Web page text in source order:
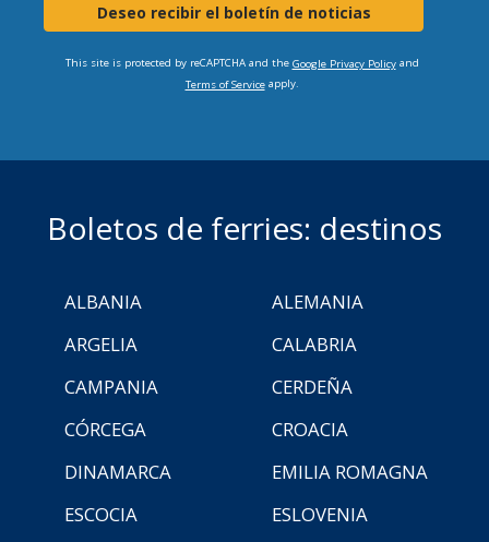
Deseo recibir el boletín de noticias
This site is protected by reCAPTCHA and the Google Privacy Policyand
Terms of Serviceapply.
Boletos de ferries: destinos
ALBANIA
ALEMANIA
ARGELIA
CALABRIA
CAMPANIA
CERDEÑA
CÓRCEGA
CROACIA
DINAMARCA
EMILIA ROMAGNA
ESCOCIA
ESLOVENIA